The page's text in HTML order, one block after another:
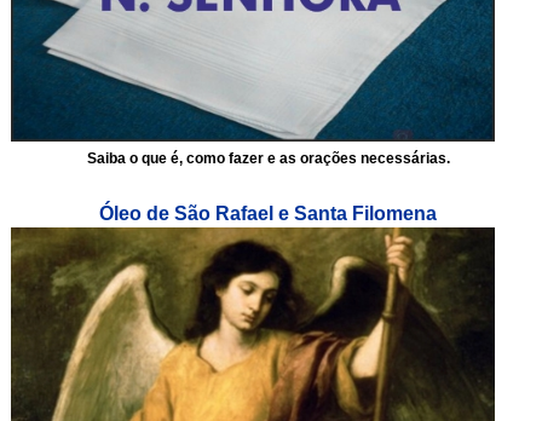
Saiba o que é, como fazer e as orações necessárias.
Óleo de São Rafael e Santa Filomena